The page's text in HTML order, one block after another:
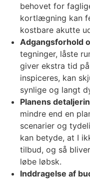
behovet for
kortlægning kan
kostbare akutte
Adgangsforhold
tegninger, låste
giver ekstra tid
inspiceres, kan
synlige og langt
Planens
mindre end en
scenarier og
kan betyde, at I
tilbud, og så
løbe løbsk.
Inddragelse af